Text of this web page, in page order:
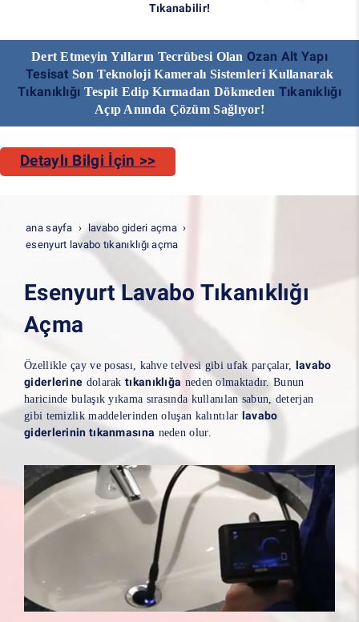
Tıkanabilir!
Dert Etmeyin Yılların Tecrübesi OlanOzan Alt Yapı
Tesisat Son Teknoloji Kameralı Sistemleri Kullanarak
Tıkanıklığı Tespit Edip Kırmadan Dökmeden Tıkanıklığı
Açıp Anında Çözüm Sağlıyor!
Detaylı Bilgi İçin >>
ana sayfa
lavabo gideri açma
esenyurt lavabo tıkanıklığı açma
Esenyurt Lavabo Tıkanıklığı
Açma
Özellikle çay ve posası, kahve telvesi gibi ufak parçalar, lavabo
giderlerine dolaraktıkanıklığa neden olmaktadır. Bunun
haricinde bulaşık yıkama sırasında kullanılan sabun, deterjan
gibi temizlik maddelerinden oluşan kalıntılar lavabo
giderlerinin tıkanmasına neden olur.